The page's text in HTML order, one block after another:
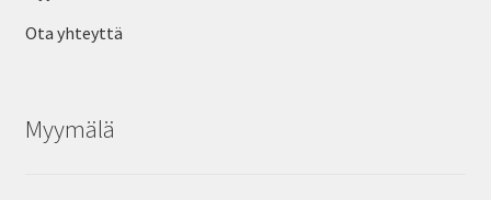
Ota yhteyttä
Myymälä